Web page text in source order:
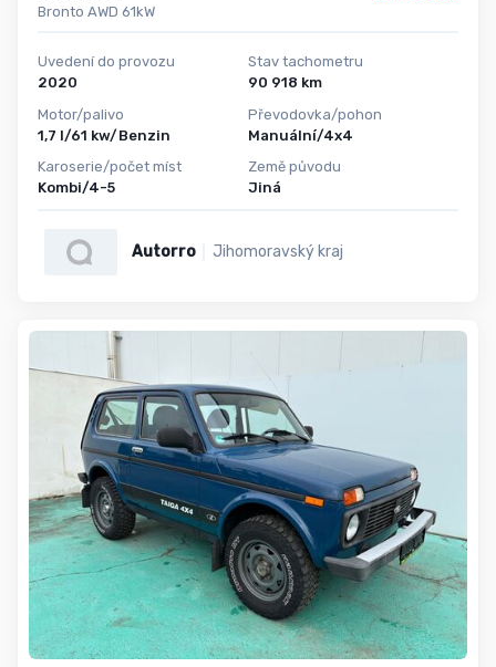
Bronto AWD 61kW
Uvedení do provozu
2020
Motor/palivo
1,7 l/61 kw/Benzin
Karoserie/počet míst
Kombi/4-5
Stav tachometru
90 918 km
Převodovka/pohon
Manuální/4x4
Země původu
Jiná
Autorro Jihomoravský kraj